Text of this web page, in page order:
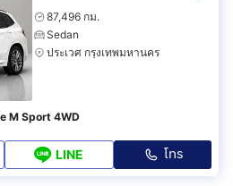
87,496 กม.
Sedan
ประเวศ กรุงเทพมหานคร
M Sport 4WD
LINE โทร